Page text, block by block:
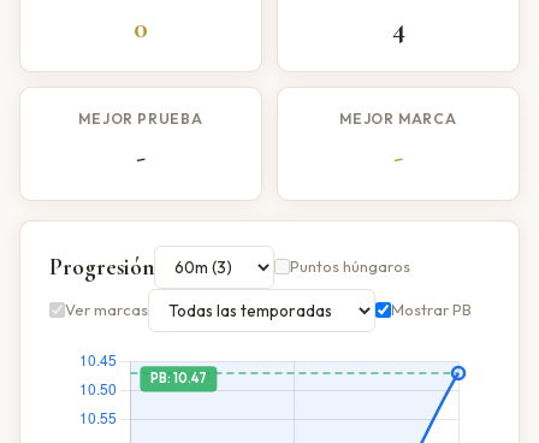
0 4
MEJOR PRUEBA
-
MEJOR MARCA
-
Progresión Puntos húngaros
Ver marcas Mostrar PB